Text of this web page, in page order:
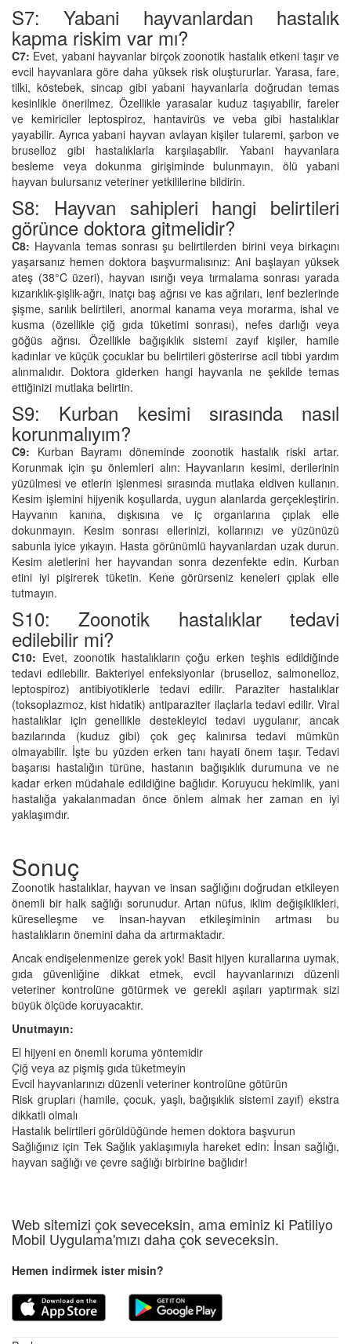
S7: Yabani hayvanlardan hastalık
kapma riskim var mı?
C7: Evet, yabani hayvanlar birçok zoonotik hastalık etkeni taşır ve
evcil hayvanlara göre daha yüksek risk oluştururlar. Yarasa, fare,
tilki, köstebek, sincap gibi yabani hayvanlarla doğrudan temas
kesinlikle önerilmez. Özellikle yarasalar kuduz taşıyabilir, fareler
ve kemiriciler leptospiroz, hantavirüs ve veba gibi hastalıklar
yayabilir. Ayrıca yabani hayvan avlayan kişiler tularemi, şarbon ve
bruselloz gibi hastalıklarla karşılaşabilir. Yabani hayvanlara
besleme veya dokunma girişiminde bulunmayın, ölü yabani
hayvan bulursanız veteriner yetkililerine bildirin.
S8: Hayvan sahipleri hangi belirtileri
görünce doktora gitmelidir?
C8: Hayvanla temas sonrası şu belirtilerden birini veya birkaçını
yaşarsanız hemen doktora başvurmalısınız: Ani başlayan yüksek
ateş (38°C üzeri), hayvan ısırığı veya tırmalama sonrası yarada
kızarıklık-şişlik-ağrı, inatçı baş ağrısı ve kas ağrıları, lenf bezlerinde
şişme, sarılık belirtileri, anormal kanama veya morarma, ishal ve
kusma (özellikle çiğ gıda tüketimi sonrası), nefes darlığı veya
göğüs ağrısı. Özellikle bağışıklık sistemi zayıf kişiler, hamile
kadınlar ve küçük çocuklar bu belirtileri gösterirse acil tıbbi yardım
alınmalıdır. Doktora giderken hangi hayvanla ne şekilde temas
ettiğinizi mutlaka belirtin.
S9: Kurban kesimi sırasında nasıl
korunmalıyım?
C9: Kurban Bayramı döneminde zoonotik hastalık riski artar.
Korunmak için şu önlemleri alın: Hayvanların kesimi, derilerinin
yüzülmesi ve etlerin işlenmesi sırasında mutlaka eldiven kullanın.
Kesim işlemini hijyenik koşullarda, uygun alanlarda gerçekleştirin.
Hayvanın kanına, dışkısına ve iç organlarına çıplak elle
dokunmayın. Kesim sonrası ellerinizi, kollarınızı ve yüzünüzü
sabunla iyice yıkayın. Hasta görünümlü hayvanlardan uzak durun.
Kesim aletlerini her hayvandan sonra dezenfekte edin. Kurban
etini iyi pişirerek tüketin. Kene görürseniz keneleri çıplak elle
tutmayın.
S10: Zoonotik hastalıklar tedavi
edilebilir mi?
C10: Evet, zoonotik hastalıkların çoğu erken teşhis edildiğinde
tedavi edilebilir. Bakteriyel enfeksiyonlar (bruselloz, salmonelloz,
leptospiroz) antibiyotiklerle tedavi edilir. Paraziter hastalıklar
(toksoplazmoz, kist hidatik) antiparaziter ilaçlarla tedavi edilir. Viral
hastalıklar için genellikle destekleyici tedavi uygulanır, ancak
bazılarında (kuduz gibi) çok geç kalınırsa tedavi mümkün
olmayabilir. İşte bu yüzden erken tanı hayati önem taşır. Tedavi
başarısı hastalığın türüne, hastanın bağışıklık durumuna ve ne
kadar erken müdahale edildiğine bağlıdır. Koruyucu hekimlik, yani
hastalığa yakalanmadan önce önlem almak her zaman en iyi
yaklaşımdır.
Sonuç
Zoonotik hastalıklar, hayvan ve insan sağlığını doğrudan etkileyen
önemli bir halk sağlığı sorunudur. Artan nüfus, iklim değişiklikleri,
küreselleşme ve insan-hayvan etkileşiminin artması bu
hastalıkların önemini daha da artırmaktadır.
Ancak endişelenmenize gerek yok! Basit hijyen kurallarına uymak,
gıda güvenliğine dikkat etmek, evcil hayvanlarınızı düzenli
veteriner kontrolüne götürmek ve gerekli aşıları yaptırmak sizi
büyük ölçüde koruyacaktır.
Unutmayın:
El hijyeni en önemli koruma yöntemidir
Çiğ veya az pişmiş gıda tüketmeyin
Evcil hayvanlarınızı düzenli veteriner kontrolüne götürün
Risk grupları (hamile, çocuk, yaşlı, bağışıklık sistemi zayıf) ekstra
dikkatli olmalı
Hastalık belirtileri görüldüğünde hemen doktora başvurun
Sağlığınız için Tek Sağlık yaklaşımıyla hareket edin: İnsan sağlığı,
hayvan sağlığı ve çevre sağlığı birbirine bağlıdır!
Web sitemizi çok seveceksin, ama eminiz ki Patiliyo
Mobil Uygulama'mızı daha çok seveceksin.
Hemen indirmek ister misin?